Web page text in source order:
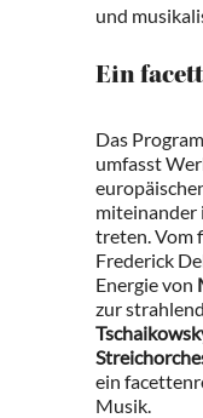
und
Ein
Das
umfasst
miteinander
treten. Vom
Frederick
Energie von
zur
ein
Musik.